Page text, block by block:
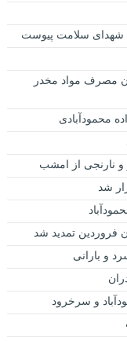
شهدای سلامت پیوست
مصرف مواد مخدر
و نارنجی از امشب
شد
فروردین تمدید شد
و بارانی
و سرخرود